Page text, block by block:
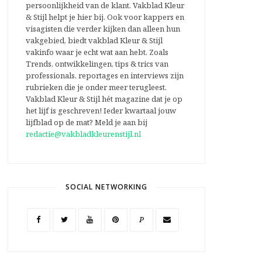
persoonlijkheid van de klant. Vakblad Kleur
& Stijl helpt je hier bij. Ook voor kappers en
visagisten die verder kijken dan alleen hun
vakgebied, biedt vakblad Kleur & Stijl
vakinfo waar je echt wat aan hebt. Zoals
Trends, ontwikkelingen, tips & trics van
professionals, reportages en interviews zijn
rubrieken die je onder meer terugleest.
Vakblad Kleur & Stijl hét magazine dat je op
het lijf is geschreven! Ieder kwartaal jouw
lijfblad op de mat? Meld je aan bij
redactie@vakbladkleurenstijl.nl
SOCIAL NETWORKING
P